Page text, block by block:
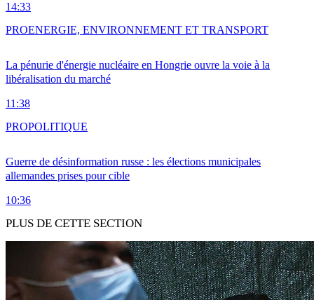
14:33
La pénurie d'énergie nucléaire en Hongrie ouvre la voie à la
libéralisation du marché
11:38
PROENERGIE, ENVIRONNEMENT ET TRANSPORT
Guerre de désinformation russe : les élections municipales
allemandes prises pour cible
10:36
PROPOLITIQUE
PLUS DE CETTE SECTION